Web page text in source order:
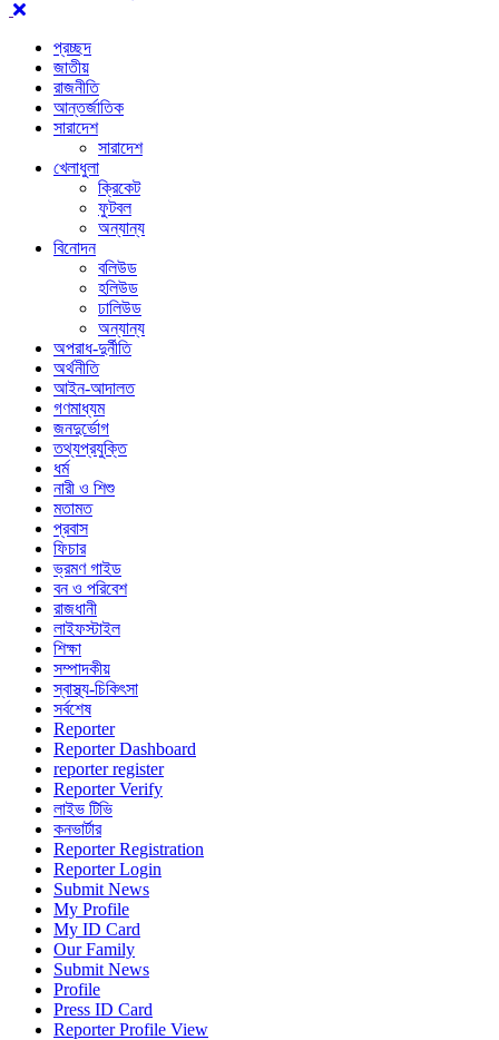
প্রচ্ছদ
জাতীয়
রাজনীতি
আন্তর্জাতিক
সারাদেশ
সারাদেশ
খেলাধুলা
ক্রিকেট
ফুটবল
অন্যান্য
বিনোদন
বলিউড
হলিউড
ঢালিউড
অন্যান্য
অপরাধ-দুর্নীতি
অর্থনীতি
আইন-আদালত
গণমাধ্যম
জনদুর্ভোগ
তথ্যপ্রযুক্তি
ধর্ম
নারী ও শিশু
মতামত
প্রবাস
ফিচার
ভ্রমণ গাইড
বন ও পরিবেশ
রাজধানী
লাইফস্টাইল
শিক্ষা
সম্পাদকীয়
স্বাস্থ্য-চিকিৎসা
সর্বশেষ
Reporter
Reporter Dashboard
reporter register
Reporter Verify
লাইভ টিভি
কনভার্টার
Reporter Registration
Reporter Login
Submit News
My Profile
My ID Card
Our Family
Submit News
Profile
Press ID Card
Reporter Profile View